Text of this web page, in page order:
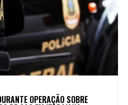
OPERAÇÃO SOBRE